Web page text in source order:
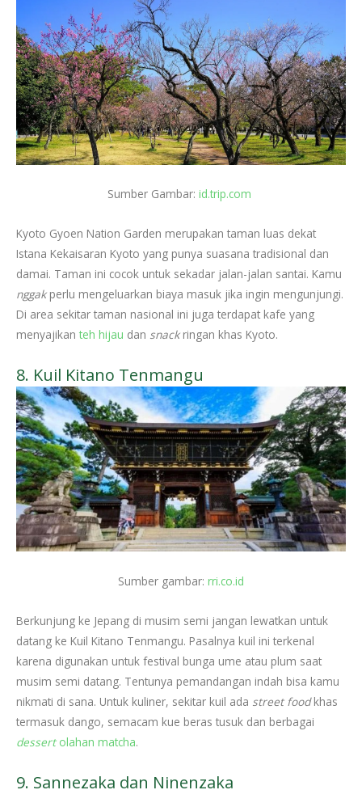
Sumber Gambar: id.trip.com
Kyoto Gyoen Nation Garden merupakan taman luas dekat
Istana Kekaisaran Kyoto yang punya suasana tradisional dan
damai. Taman ini cocok untuk sekadar jalan-jalan santai. Kamu
nggak perlu mengeluarkan biaya masuk jika ingin mengunjungi.
Di area sekitar taman nasional ini juga terdapat kafe yang
menyajikan teh hijau dan snackringan khas Kyoto.
8. Kuil Kitano Tenmangu
Sumber gambar: rri.co.id
Berkunjung ke Jepang di musim semi jangan lewatkan untuk
datang ke Kuil Kitano Tenmangu. Pasalnya kuil ini terkenal
karena digunakan untuk festival bunga ume atau plum saat
musim semi datang. Tentunya pemandangan indah bisa kamu
nikmati di sana. Untuk kuliner, sekitar kuil ada street foodkhas
termasuk dango, semacam kue beras tusuk dan berbagai
dessert olahan matcha.
9. Sannezaka dan Ninenzaka